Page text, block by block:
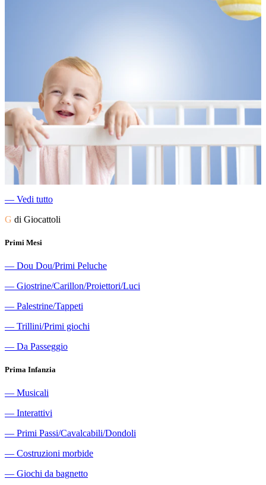
― Vedi tutto
G di Giocattoli
Primi Mesi
― Dou Dou/Primi Peluche
― Giostrine/Carillon/Proiettori/Luci
― Palestrine/Tappeti
― Trillini/Primi giochi
― Da Passeggio
Prima Infanzia
― Musicali
― Interattivi
― Primi Passi/Cavalcabili/Dondoli
― Costruzioni morbide
― Giochi da bagnetto